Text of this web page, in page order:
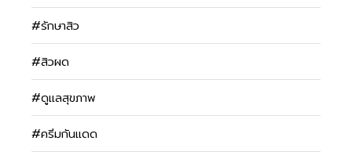
#รักษาสิว
#สิวผด
#ดูแลสุขภาพ
#ครีมกันแดด